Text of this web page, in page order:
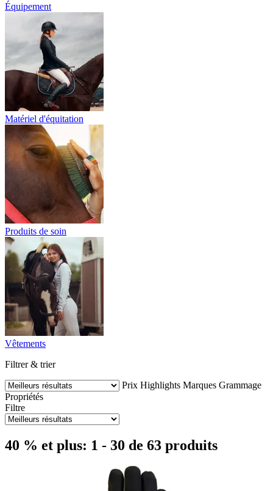
Équipement
Matériel d'équitation
Produits de soin
Vêtements
Filtrer & trier
Prix Highlights Marques Grammage
Propriétés
Filtre
40 % et plus: 1 - 30 de 63 produits